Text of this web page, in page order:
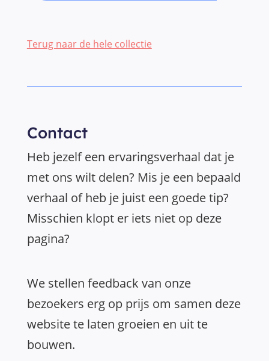
Terug naar de hele collectie
Contact
Heb jezelf een ervaringsverhaal dat je
met ons wilt delen? Mis je een bepaald
verhaal of heb je juist een goede tip?
Misschien klopt er iets niet op deze
pagina?
We stellen feedback van onze
bezoekers erg op prijs om samen deze
website te laten groeien en uit te
bouwen.